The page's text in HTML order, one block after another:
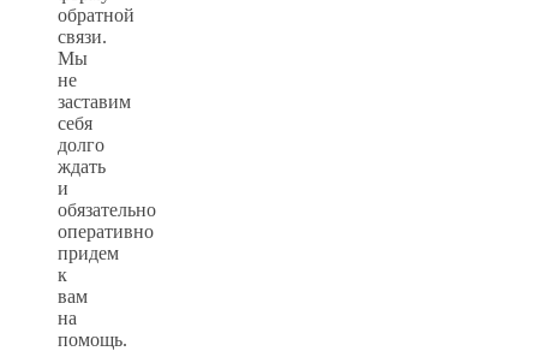
обратной
связи.
Мы
не
заставим
себя
долго
ждать
и
обязательно
оперативно
придем
к
вам
на
помощь.